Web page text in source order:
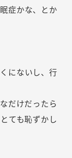
症かな、とか
にないし、行
だけだったら
ても恥ずかし